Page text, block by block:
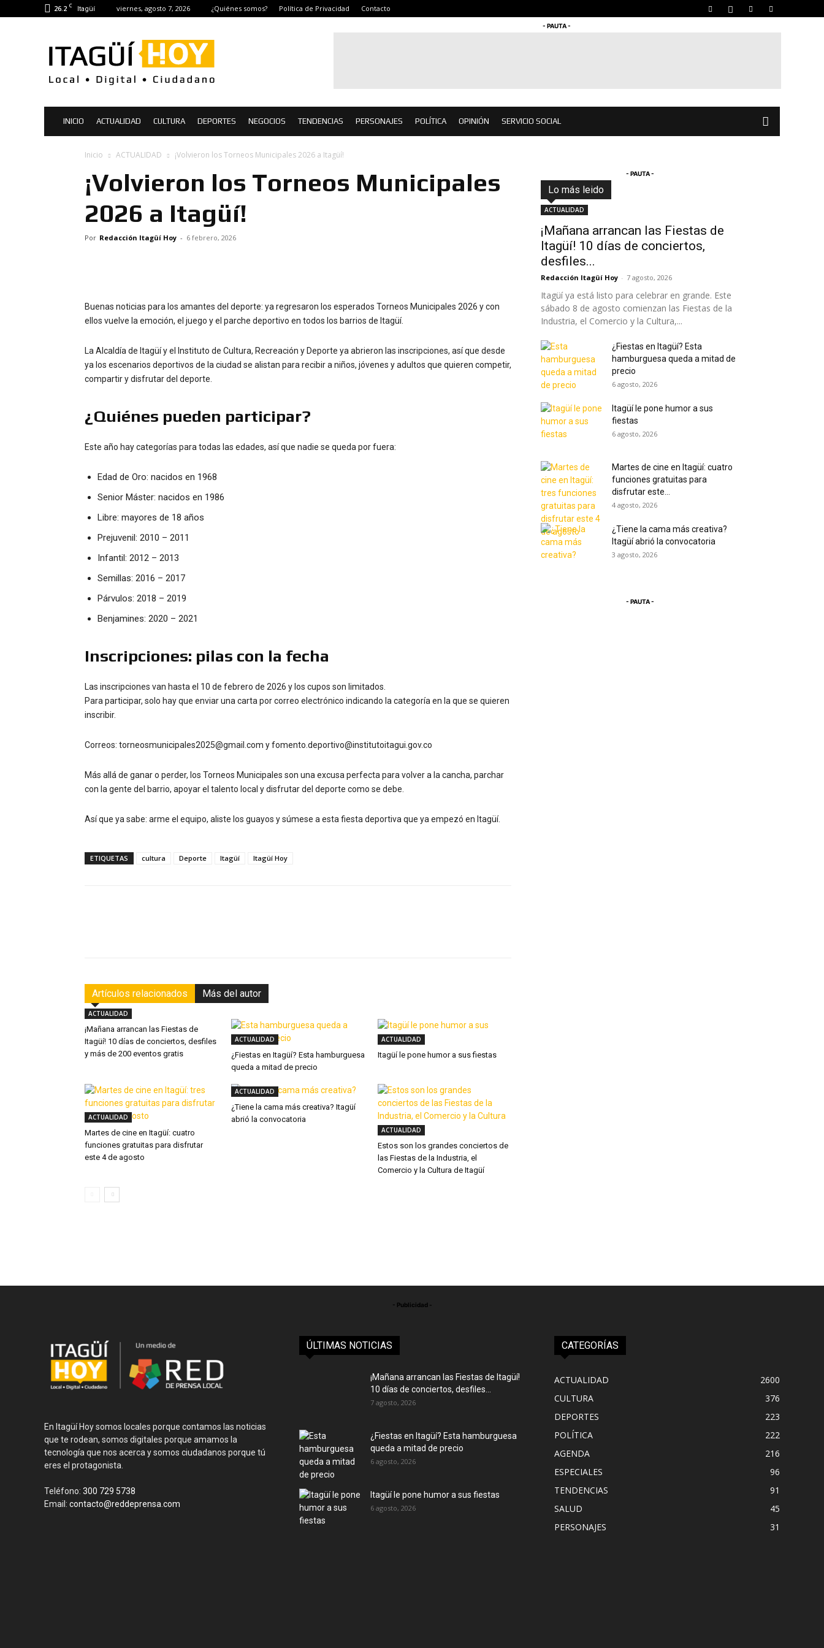
26.2 C Itagüí viernes, agosto 7, 2026 ¿Quiénes somos? Política de Privacidad Contacto
Hoy
|
Noticias
Itagüí
- PAUTA -
INICIO ACTUALIDAD CULTURA DEPORTES NEGOCIOS TENDENCIAS PERSONAJES POLÍTICA OPINIÓN SERVICIO SOCIAL
Inicio ACTUALIDAD ¡Volvieron los Torneos Municipales 2026 a Itagüí!
¡Volvieron los Torneos Municipales
2026 a Itagüí!
Por Redacción Itagüí Hoy - 6 febrero, 2026
Buenas noticias para los amantes del deporte: ya regresaron los esperados Torneos Municipales 2026 y con
ellos vuelve la emoción, el juego y el parche deportivo en todos los barrios de Itagüí.
La Alcaldía de Itagüí y el Instituto de Cultura, Recreación y Deporte ya abrieron las inscripciones, así que desde
ya los escenarios deportivos de la ciudad se alistan para recibir a niños, jóvenes y adultos que quieren competir,
compartir y disfrutar del deporte.
¿Quiénes pueden participar?
Este año hay categorías para todas las edades, así que nadie se queda por fuera:
Edad de Oro: nacidos en 1968
Senior Máster: nacidos en 1986
Libre: mayores de 18 años
Prejuvenil: 2010 – 2011
Infantil: 2012 – 2013
Semillas: 2016 – 2017
Párvulos: 2018 – 2019
Benjamines: 2020 – 2021
Inscripciones: pilas con la fecha
Las inscripciones van hasta el 10 de febrero de 2026 y los cupos son limitados.
Para participar, solo hay que enviar una carta por correo electrónico indicando la categoría en la que se quieren
inscribir.
Correos: torneosmunicipales2025@gmail.com y fomento.deportivo@institutoitagui.gov.co
Más allá de ganar o perder, los Torneos Municipales son una excusa perfecta para volver a la cancha, parchar
con la gente del barrio, apoyar el talento local y disfrutar del deporte como se debe.
Así que ya sabe: arme el equipo, aliste los guayos y súmese a esta fiesta deportiva que ya empezó en Itagüí.
ETIQUETAS cultura Deporte Itagüí Itagüí Hoy
Artículos relacionados Más del autor
ACTUALIDAD
¡Mañana arrancan las Fiestas de
Itagüí! 10 días de conciertos, desfiles
y más de 200 eventos gratis
ACTUALIDAD
¿Fiestas en Itagüí? Esta hamburguesa
queda a mitad de precio
ACTUALIDAD
Itagüí le pone humor a sus fiestas
ACTUALIDAD
Martes de cine en Itagüí: cuatro
funciones gratuitas para disfrutar
este 4 de agosto
ACTUALIDAD
¿Tiene la cama más creativa? Itagüí
abrió la convocatoria
ACTUALIDAD
Estos son los grandes conciertos de
las Fiestas de la Industria, el
Comercio y la Cultura de Itagüí
- PAUTA -
Lo más leidoTodo
ACTUALIDAD
¡Mañana arrancan las Fiestas de
Itagüí! 10 días de conciertos,
desfiles...
Redacción Itagüí Hoy - 7 agosto, 2026
Itagüí ya está listo para celebrar en grande. Este
sábado 8 de agosto comienzan las Fiestas de la
Industria, el Comercio y la Cultura,...
¿Fiestas en Itagüí? Esta
hamburguesa queda a mitad de
precio
6 agosto, 2026
Itagüí le pone humor a sus
fiestas
6 agosto, 2026
Martes de cine en Itagüí: cuatro
funciones gratuitas para
disfrutar este...
4 agosto, 2026
¿Tiene la cama más creativa?
Itagüí abrió la convocatoria
3 agosto, 2026
- PAUTA -
- Publicidad -
En Itagüí Hoy somos locales porque contamos las noticias
que te rodean, somos digitales porque amamos la
tecnología que nos acerca y somos ciudadanos porque tú
eres el protagonista.
Teléfono: 300 729 5738
Email: contacto@reddeprensa.com
ÚLTIMAS NOTICIAS
¡Mañana arrancan las Fiestas de Itagüí!
10 días de conciertos, desfiles...
7 agosto, 2026
¿Fiestas en Itagüí? Esta hamburguesa
queda a mitad de precio
6 agosto, 2026
Itagüí le pone humor a sus fiestas
6 agosto, 2026
CATEGORÍAS
ACTUALIDAD
2600
CULTURA
376
DEPORTES
223
POLÍTICA
222
AGENDA
216
ESPECIALES
96
TENDENCIAS
91
SALUD
45
PERSONAJES
31